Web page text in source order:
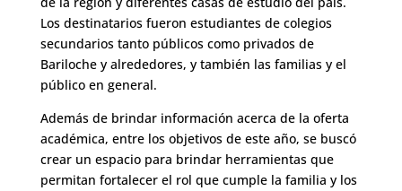
Los destinatarios fueron estudiantes de colegios
secundarios tanto públicos como privados de
Bariloche y alrededores, y también las familias y el
público en general.
Además de brindar información acerca de la oferta
académica, entre los objetivos de este año, se buscó
crear un espacio para brindar herramientas que
permitan fortalecer el rol que cumple la familia y los